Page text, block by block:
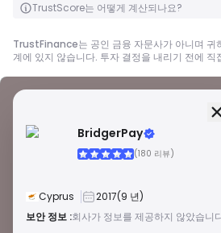
TrustScore는 어떻게 계산되나요?
TrustFinance는 공인 금융 자문사가 아니며 귀
계에 있지 않습니다. 투자 결정을 내리기 전에 직
BridgerPay
(180 리뷰)
Cyprus 2017(9 년)
보안 정보 :회사가 정보를 제공하지 않았습니
보안 정보
경고
전 세계적으로 유명한 규제 기관에서 발급한
존경받는 지역 규제 기관에서 부여하는 이 라